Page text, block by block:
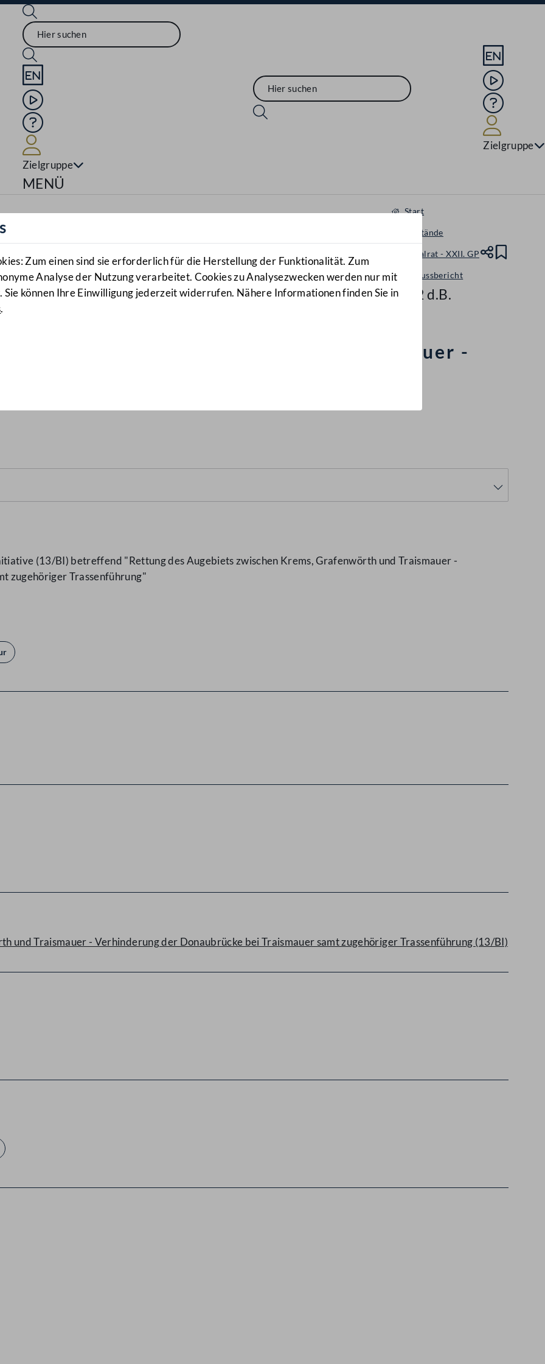
Sprache English
Mediathek
Hilfe
Zielgruppe
Navigationsmenü öffnen
MENÜ
Sprache
Mediathek
Hilfe
Zielgruppe
Zum einen sind sie erforderlich für die Herstellung der Funktionalität. Zum
Analyse der Nutzung verarbeitet. Cookies zu Analysezwecken werden nur mit
Sie können Ihre Einwilligung jederzeit widerrufen. Nähere Informationen finden Sie in
.
Start
Gegenstände
Nationalrat - XXII. GP
Ausschussbericht
1372 d.B.
Krems, Grafenwörth und Traismauer -
bei Traismauer samt zugehöriger
(13/BI) betreffend "Rettung des Augebiets zwischen Krems, Grafenwörth und Traismauer -
zugehöriger Trassenführung"
und Traismauer - Verhinderung der Donaubrücke bei Traismauer samt zugehöriger Trassenführung (13/BI)